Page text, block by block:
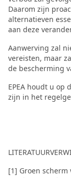
Daarom zijn
alternatieven
aan deze
Aanwerving zal
vereisten, maar
de bescherming
EPEA houdt u op
zijn in het
[1] Groen scherm